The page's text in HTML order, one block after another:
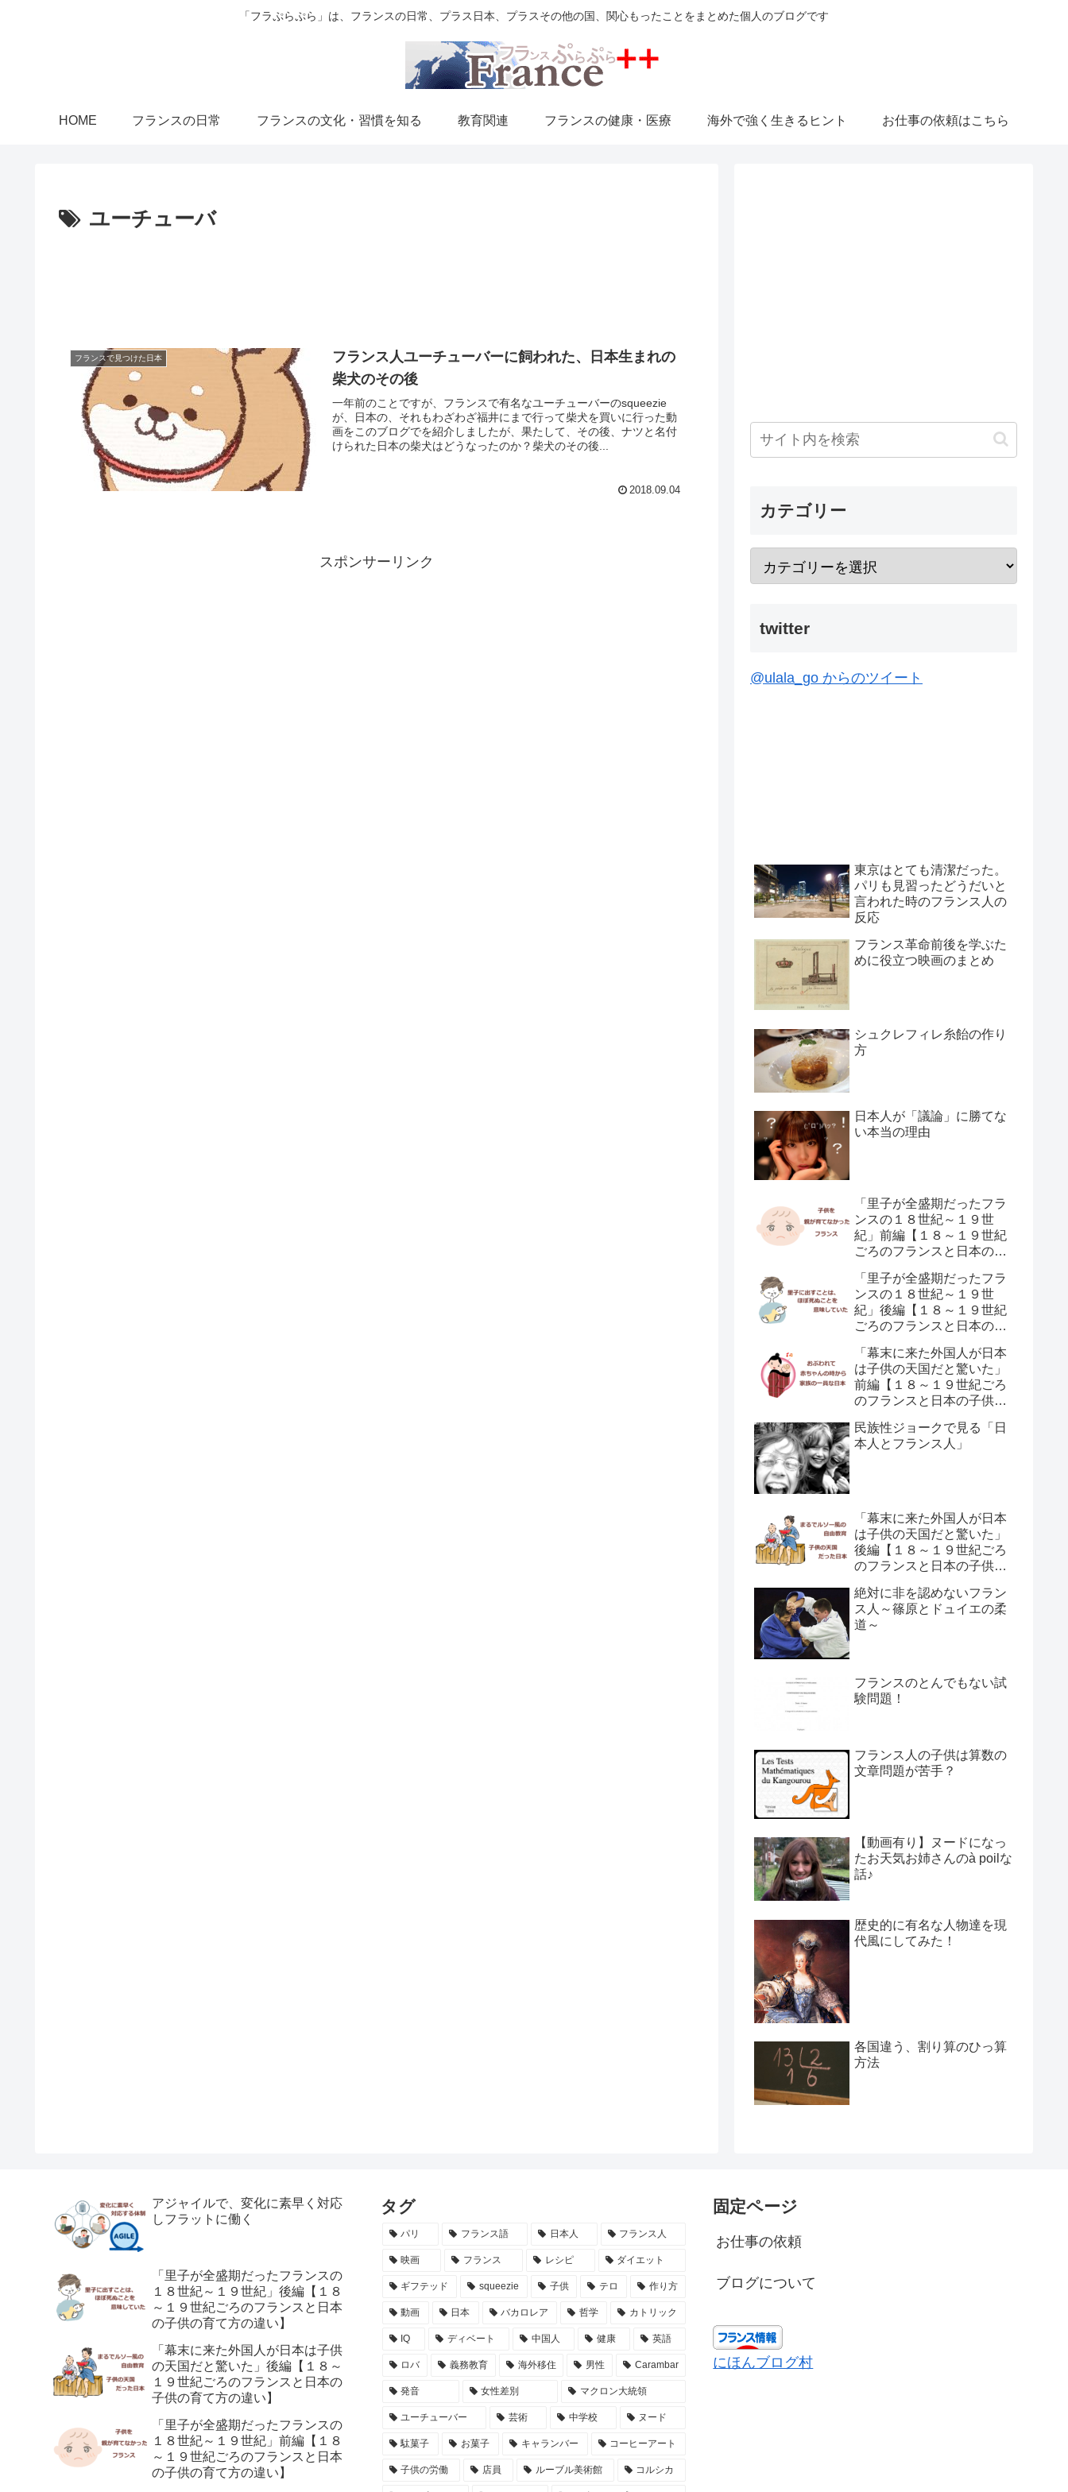
「フラぷらぷら」は、フランスの日常、プラス日本、プラスその他の国、関心もったことをまとめた個人のブログです
HOME フランスの日常 フランスの文化・習慣を知る 教育関連 フランスの健康・医療 海外で強く生きるヒント お仕事の依頼はこちら
ユーチューバ
フランスで見つけた日本
フランス人ユーチューバーに飼われた、日本生まれの
柴犬のその後
一年前のことですが、フランスで有名なユーチューバーのsqueezie
が、日本の、それもわざわざ福井にまで行って柴犬を買いに行った動
画をこのブログでを紹介しましたが、果たして、その後、ナツと名付
けられた日本の柴犬はどうなったのか？柴犬のその後...
2018.09.04
スポンサーリンク
カテゴリー
twitter
@ulala_go からのツイート
東京はとても清潔だった。
パリも見習ったどうだいと
言われた時のフランス人の
反応
フランス革命前後を学ぶた
めに役立つ映画のまとめ
シュクレフィレ糸飴の作り
方
日本人が「議論」に勝てな
い本当の理由
「里子が全盛期だったフラ
ンスの１８世紀～１９世
紀」前編【１８～１９世紀
ごろのフランスと日本の子
「里子が全盛期だったフラ
ンスの１８世紀～１９世
紀」後編【１８～１９世紀
ごろのフランスと日本の子
「幕末に来た外国人が日本
は子供の天国だと驚いた」
前編【１８～１９世紀ごろ
のフランスと日本の子供の
民族性ジョークで見る「日
本人とフランス人」
「幕末に来た外国人が日本
は子供の天国だと驚いた」
後編【１８～１９世紀ごろ
のフランスと日本の子供の
絶対に非を認めないフラン
ス人～篠原とドュイエの柔
道～
フランスのとんでもない試
験問題！
フランス人の子供は算数の
文章問題が苦手？
【動画有り】ヌードになっ
たお天気お姉さんのà poilな
話♪
歴史的に有名な人物達を現
代風にしてみた！
各国違う、割り算のひっ算
方法
アジャイルで、変化に素早く対応
しフラットに働く
「里子が全盛期だったフランスの
１８世紀～１９世紀」後編【１８
～１９世紀ごろのフランスと日本
の子供の育て方の違い】
「幕末に来た外国人が日本は子供
の天国だと驚いた」後編【１８～
１９世紀ごろのフランスと日本の
子供の育て方の違い】
「里子が全盛期だったフランスの
１８世紀～１９世紀」前編【１８
～１９世紀ごろのフランスと日本
の子供の育て方の違い】
タグ
パリ フランス語 日本人 フランス人
映画 フランス レシピ ダイエット
ギフテッド squeezie 子供 テロ 作り方
動画 日本 バカロレア 哲学 カトリック
IQ ディベート 中国人 健康 英語
ロバ 義務教育 海外移住 男性 Carambar
発音 女性差別 マクロン大統領
ユーチューバー 芸術 中学校 ヌード
駄菓子 お菓子 キャランバー コーヒーアート
子供の労働 店員 ルーブル美術館 コルシカ
固定ページ
お仕事の依頼
ブログについて
にほんブログ村